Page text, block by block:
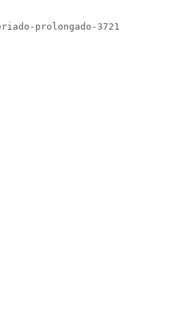
prolongado-3721